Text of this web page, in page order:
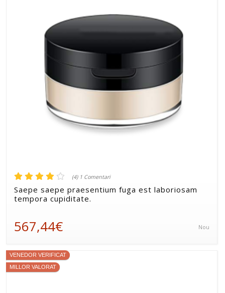
(4) 1 Comentari
Saepe saepe praesentium fuga est laboriosam
tempora cupiditate.
567,44€ Nou
VENEDOR VERIFICAT
MILLOR VALORAT